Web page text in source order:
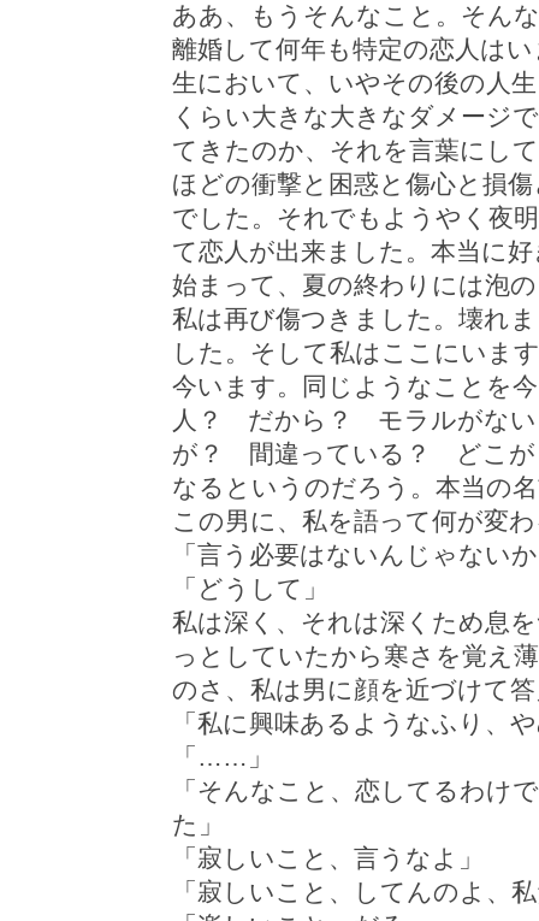
ああ、もうそんなこと。そん
離婚して何年も特定の恋人は
生において、いやその後の人
くらい大きな大きなダメージ
てきたのか、それを言葉にし
ほどの衝撃と困惑と傷心と損
でした。それでもようやく夜
て恋人が出来ました。本当に
始まって、夏の終わりには泡
私は再び傷つきました。壊れ
した。そして私はここにいま
今います。同じようなことを
人？ だから？ モラルがな
が？ 間違っている？ どこが
なるというのだろう。本当の
この男に、私を語って何が変
「言う必要はないんじゃない
「どうして」
私は深く、それは深くため息
っとしていたから寒さを覚え
のさ、私は男に顔を近づけて
「私に興味あるようなふり、
「……」
「そんなこと、恋してるわけ
た」
「寂しいこと、言うなよ」
「寂しいこと、してんのよ、